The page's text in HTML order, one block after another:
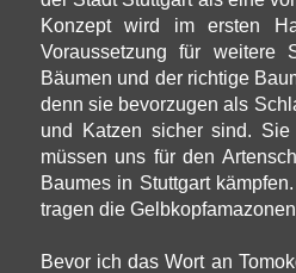
Konzept wird im ersten
Voraussetzung für weitere
Bäumen und der richtige
denn sie bevorzugen als
und Katzen sicher sind.
müssen uns für den
Baumes in Stuttgart
tragen die
Bevor ich das Wort an